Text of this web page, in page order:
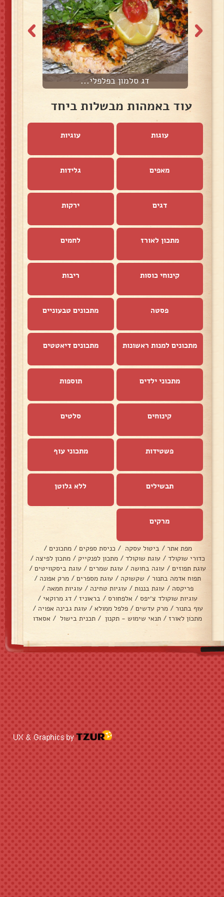
דג סלמון בפלפלי...
עוד באמהות מבשלות ביחד
עוגות עוגיות
מאפים גלידות
דגים ירקות
מתכון לאורז לחמים
קינוחי כוסות ריבות
פסטה מתכונים טבעוניים
מתכונים למנות ראשונות מתכונים דיאטטים
מתכוני ילדים תוספות
קינוחים סלטים
פשטידות מתכוני עוף
תבשילים ללא גלוטן
מרקים
מפת אתר / ביטול עסקה / כניסת ספקים / מתכונים /
כדורי שוקולד / עוגת שוקולד / מתכון לפנקייק / מתכון לפיצה /
עוגת תפוזים / עוגה בחושה / עוגת שמרים / עוגת ביסקוויטים /
תפוח אדמה בתנור / שקשוקה / עוגת מספרים / מרק אפונה /
פריקסה / עוגת בננות / עוגיות טחינה / עוגיות חמאה /
עוגיות שוקולד צ׳יפס / אלפחורס / בראוניז / דג מרוקאי /
עוף בתנור / מרק עדשים / פלפל ממולא / עוגת גבינה אפויה /
מתכון לאורז / תנאי שימוש - תקנון / תכנית בישול / אסאדו